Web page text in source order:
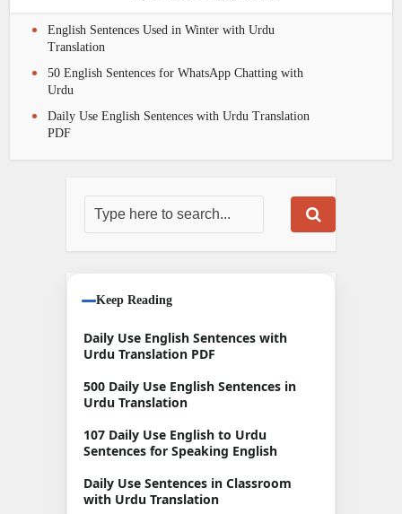
English Sentences Used in Winter with Urdu
Translation
50 English Sentences for WhatsApp Chatting with
Urdu
Daily Use English Sentences with Urdu Translation
PDF
Keep Reading
Daily Use English Sentences with
Urdu Translation PDF
500 Daily Use English Sentences in
Urdu Translation
107 Daily Use English to Urdu
Sentences for Speaking English
Daily Use Sentences in Classroom
with Urdu Translation